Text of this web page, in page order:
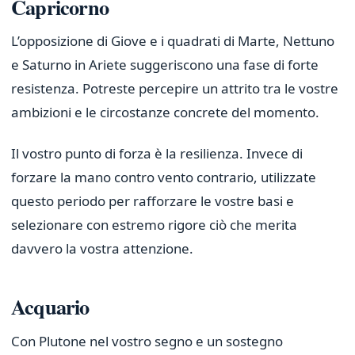
Capricorno
L’opposizione di Giove e i quadrati di Marte, Nettuno
e Saturno in Ariete suggeriscono una fase di forte
resistenza. Potreste percepire un attrito tra le vostre
ambizioni e le circostanze concrete del momento.
Il vostro punto di forza è la resilienza. Invece di
forzare la mano contro vento contrario, utilizzate
questo periodo per rafforzare le vostre basi e
selezionare con estremo rigore ciò che merita
davvero la vostra attenzione.
Acquario
Con Plutone nel vostro segno e un sostegno